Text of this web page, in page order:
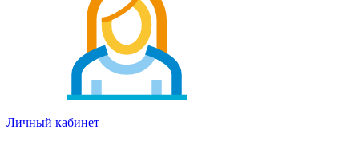
Личный кабинет